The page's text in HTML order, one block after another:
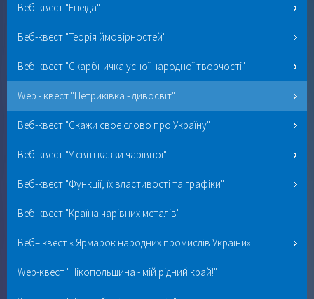
Веб-квест "Енеїда"
Веб-квест "Теорія ймовірностей"
Веб-квест "Скарбничка усної народної творчості"
Web - квест "Петриківка - дивосвіт"
Веб-квест "Скажи своє слово про Україну"
Веб-квест "У світі казки чарівної"
Веб-квест "Функції, їх властивості та графіки"
Веб-квест "Країна чарівних металів"
Веб– квест « Ярмарок народних промислів України»
Web-квест "Нікопольщина - мій рідний край!"